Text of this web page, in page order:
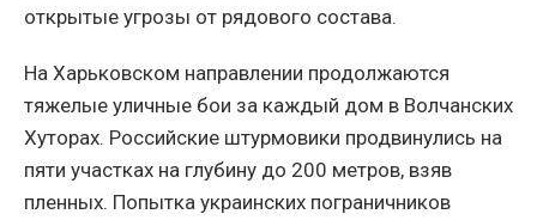
открытые угрозы от рядового состава.
На Харьковском направлении продолжаются
тяжелые уличные бои за каждый дом в Волчанских
Хуторах. Российские штурмовики продвинулись на
пяти участках на глубину до 200 метров, взяв
пленных. Попытка украинских пограничников